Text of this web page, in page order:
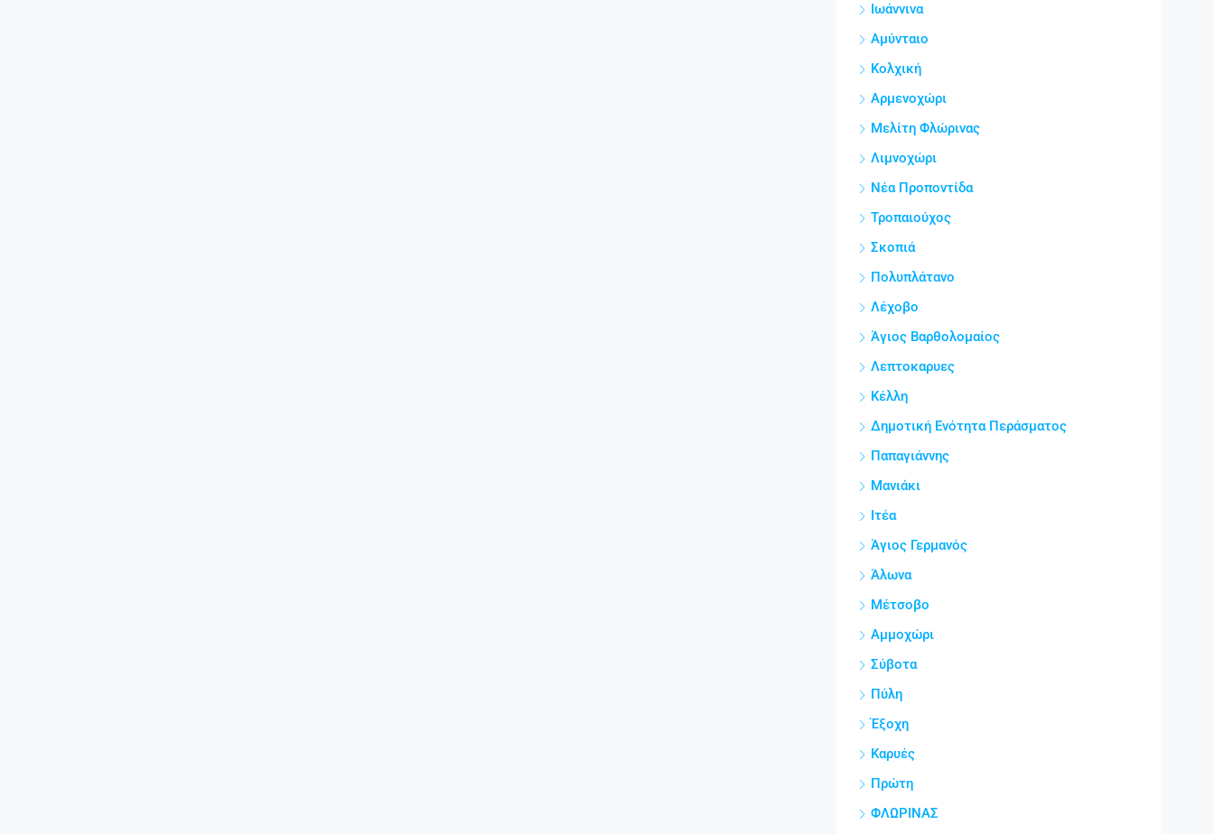
Ιωάννινα
Αμύνταιο
Κολχική
Αρμενοχώρι
Μελίτη Φλώρινας
Λιμνοχώρι
Νέα Προποντίδα
Τροπαιούχος
Σκοπιά
Πολυπλάτανο
Λέχοβο
Άγιος Βαρθολομαίος
Λεπτοκαρυες
Κέλλη
Δημοτική Ενότητα Περάσματος
Παπαγιάννης
Μανιάκι
Ιτέα
Άγιος Γερμανός
Άλωνα
Μέτσοβο
Αμμοχώρι
Σύβοτα
Πύλη
Έξοχη
Καρυές
Πρώτη
ΦΛΩΡΙΝΑΣ